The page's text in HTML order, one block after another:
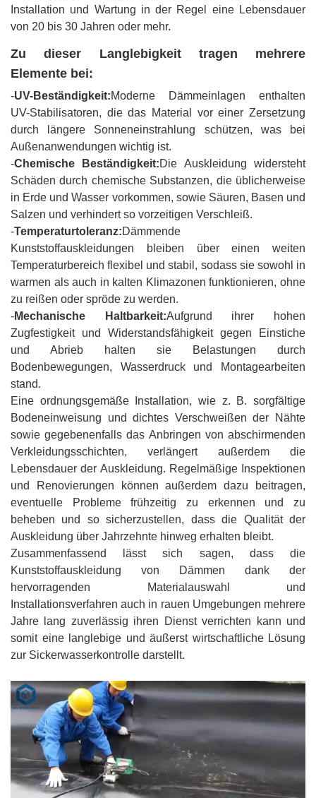
Installation und Wartung in der Regel eine Lebensdauer
von 20 bis 30 Jahren oder mehr.
Zu dieser Langlebigkeit tragen mehrere
Elemente bei:
-UV-Beständigkeit:Moderne Dämmeinlagen enthalten
UV-Stabilisatoren, die das Material vor einer Zersetzung
durch längere Sonneneinstrahlung schützen, was bei
Außenanwendungen wichtig ist.
-Chemische Beständigkeit:Die Auskleidung widersteht
Schäden durch chemische Substanzen, die üblicherweise
in Erde und Wasser vorkommen, sowie Säuren, Basen und
Salzen und verhindert so vorzeitigen Verschleiß.
-Temperaturtoleranz:Dämmende
Kunststoffauskleidungen bleiben über einen weiten
Temperaturbereich flexibel und stabil, sodass sie sowohl in
warmen als auch in kalten Klimazonen funktionieren, ohne
zu reißen oder spröde zu werden.
-Mechanische Haltbarkeit:Aufgrund ihrer hohen
Zugfestigkeit und Widerstandsfähigkeit gegen Einstiche
und Abrieb halten sie Belastungen durch
Bodenbewegungen, Wasserdruck und Montagearbeiten
stand.
Eine ordnungsgemäße Installation, wie z. B. sorgfältige
Bodeneinweisung und dichtes Verschweißen der Nähte
sowie gegebenenfalls das Anbringen von abschirmenden
Verkleidungsschichten, verlängert außerdem die
Lebensdauer der Auskleidung. Regelmäßige Inspektionen
und Renovierungen können außerdem dazu beitragen,
eventuelle Probleme frühzeitig zu erkennen und zu
beheben und so sicherzustellen, dass die Qualität der
Auskleidung über Jahrzehnte hinweg erhalten bleibt.
Zusammenfassend lässt sich sagen, dass die
Kunststoffauskleidung von Dämmen dank der
hervorragenden Materialauswahl und
Installationsverfahren auch in rauen Umgebungen mehrere
Jahre lang zuverlässig ihren Dienst verrichten kann und
somit eine langlebige und äußerst wirtschaftliche Lösung
zur Sickerwasserkontrolle darstellt.